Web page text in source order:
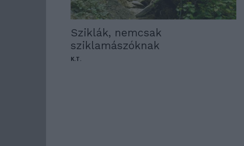
Sziklák, nemcsak
sziklamászóknak
K.T.